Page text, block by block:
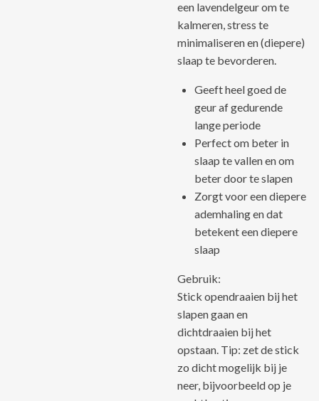
een lavendelgeur om te
kalmeren, stress te
minimaliseren en (diepere)
slaap te bevorderen.
Geeft heel goed de
geur af gedurende
lange periode
Perfect om beter in
slaap te vallen en om
beter door te slapen
Zorgt voor een diepere
ademhaling en dat
betekent een diepere
slaap
Gebruik:
Stick opendraaien bij het
slapen gaan en
dichtdraaien bij het
opstaan. Tip: zet de stick
zo dicht mogelijk bij je
neer, bijvoorbeeld op je